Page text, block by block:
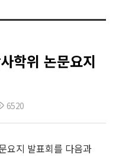
학위 논문요지
6520
요지 발표회를 다음과